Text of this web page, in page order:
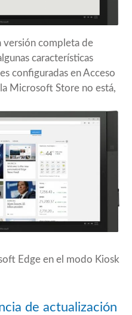
versión completa de
características
configuradas en Acceso
Microsoft Store no está,
Edge en el modo Kiosk
de actualización